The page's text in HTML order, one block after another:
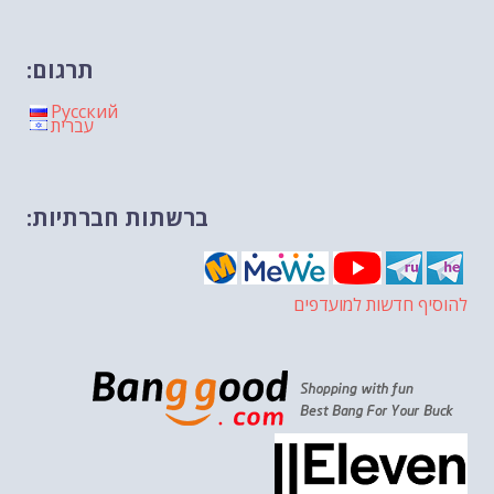
תרגום:
Русский
עברית
ברשתות חברתיות:
להוסיף חדשות למועדפים